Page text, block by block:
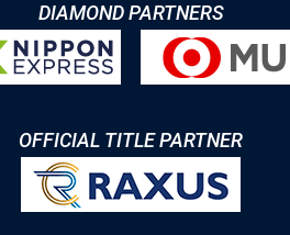
DIAMOND PARTNERS
OFFICIAL TITLE PARTNER